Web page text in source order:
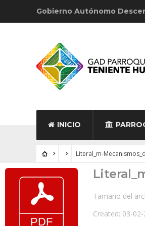
Gobierno Autónomo
INICIO
Literal_m-
Tamaño del
Created: 03-